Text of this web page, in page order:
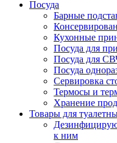
Посуда
Барные
Кухонные
Посуда для
Посуда для
Посуда
Сервировка
Термосы и
Хранение
Товары для
к ним